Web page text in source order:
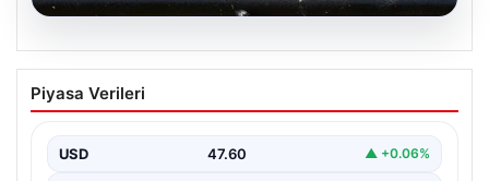
Petrol fiyatları 25 Mayıs: Petrol fiyatları
düştü mü, ne kadar oldu? Brent petrol
Piyasa Verileri
USD 47.60 ▲ +0.06%